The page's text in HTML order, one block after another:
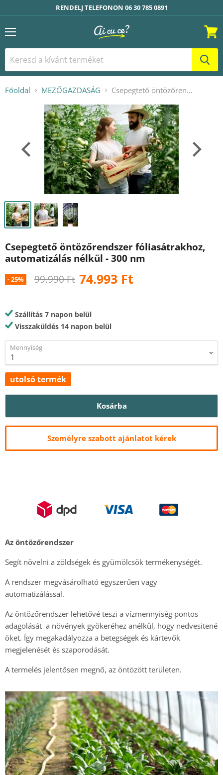
RENDELJ TELEFONON 06 30 785 0891
Menü Kosár
Főoldal MEZŐGAZDASÁG Csepegtető öntözőrendszer fóliasátrakhoz, automatizálás nélkül - 300 nm
Csepegtető öntözőrendszer fóliasátrakhoz,
automatizálás nélkül - 300 nm
-25% Eredeti ár
99.990 Ft Ár
74.993 Ft
Szállítás 7 napon belül
Visszaküldés 14 napon belül
Mennyiség
utolsó termék
Kosárba
Személyre szabott ajánlatot kérek
Az öntözőrendszer
Segít növelni a zöldségek és gyümölcsök termékenységét.
A rendszer megvásárolható egyszerűen vagy
automatizálással.
Az öntözőrendszer lehetővé teszi a vízmennyiség pontos
adagolását a növények gyökeréhez anélkül, hogy nedvesitené
öket. Így megakadályozza a betegségek és kártevők
megjelenését és szaporodását.
A termelés jelentősen megnő, az öntözött területen.